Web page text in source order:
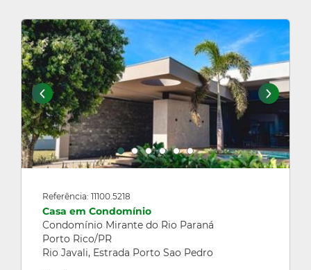
Referência: 11100.5218
Casa em Condomínio
Condomínio Mirante do Rio Paraná
Porto Rico/PR
Rio Javali, Estrada Porto Sao Pedro